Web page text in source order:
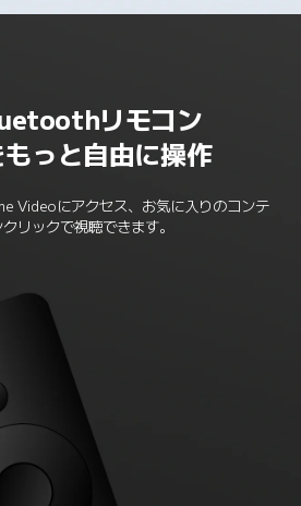
リモコン
っと自由に操作
Videoにアクセス、お気に入りのコンテ
リックで視聴できます。